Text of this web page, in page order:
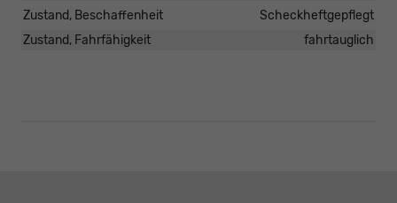
Zustand, Beschaffenheit
Scheckheftgepflegt
Zustand, Fahrfähigkeit
fahrtauglich